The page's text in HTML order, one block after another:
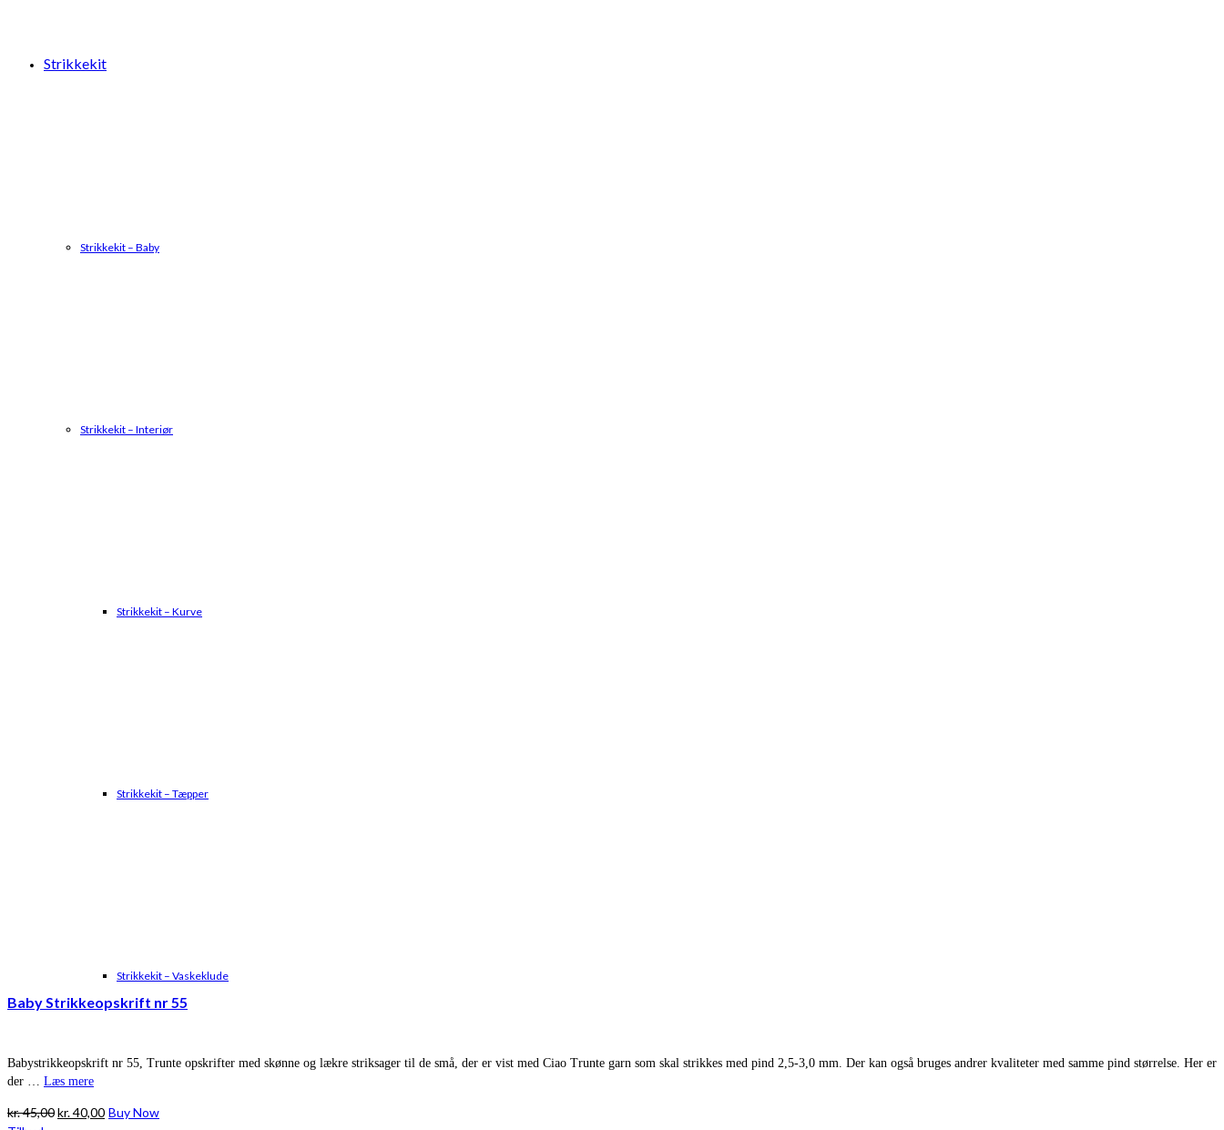
Strikkekit
Strikkekit – Baby
Strikkekit – Interiør
Strikkekit – Kurve
Strikkekit – Tæpper
Strikkekit – Vaskeklude
Baby Strikkeopskrift nr 55
Babystrikkeopskrift nr 55, Trunte opskrifter med skønne og lækre striksager til de små, der er vist med Ciao Trunte garn som skal strikkes med pind 2,5-3,0 mm. Der kan også bruges andrer kvaliteter med samme pind størrelse. Her er
der … Læs mere
kr.45,00Den
kr.40,00Den
Buy Now